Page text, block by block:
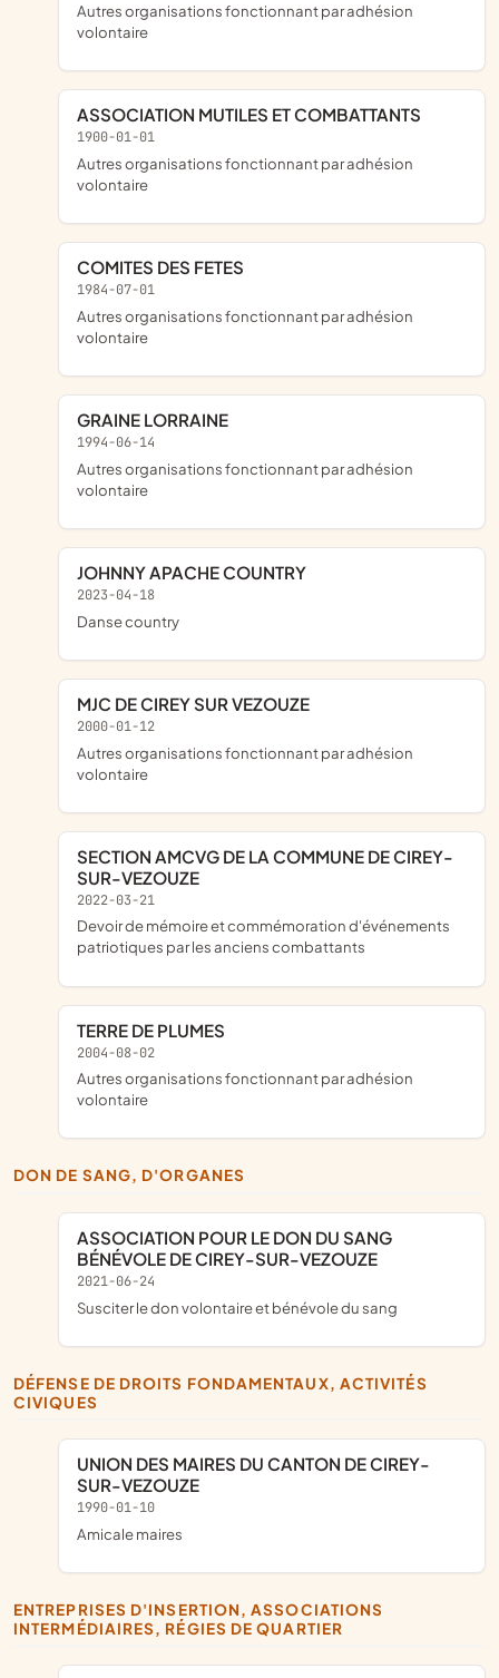
Autres organisations fonctionnant par adhésion
volontaire
ASSOCIATION MUTILES ET COMBATTANTS
1900-01-01
Autres organisations fonctionnant par adhésion
volontaire
COMITES DES FETES
1984-07-01
Autres organisations fonctionnant par adhésion
volontaire
GRAINE LORRAINE
1994-06-14
Autres organisations fonctionnant par adhésion
volontaire
JOHNNY APACHE COUNTRY
2023-04-18
Danse country
MJC DE CIREY SUR VEZOUZE
2000-01-12
Autres organisations fonctionnant par adhésion
volontaire
SECTION AMCVG DE LA COMMUNE DE CIREY-
SUR-VEZOUZE
2022-03-21
devoir de mémoire et commémoration d'événements
patriotiques par les anciens combattants
TERRE DE PLUMES
2004-08-02
Autres organisations fonctionnant par adhésion
volontaire
DON DE SANG, D'ORGANES
ASSOCIATION POUR LE DON DU SANG
BÉNÉVOLE DE CIREY-SUR-VEZOUZE
2021-06-24
susciter le don volontaire et bénévole du sang
DÉFENSE DE DROITS FONDAMENTAUX, ACTIVITÉS
CIVIQUES
UNION DES MAIRES DU CANTON DE CIREY-
SUR-VEZOUZE
1990-01-10
amicale maires
ENTREPRISES D'INSERTION, ASSOCIATIONS
INTERMÉDIAIRES, RÉGIES DE QUARTIER